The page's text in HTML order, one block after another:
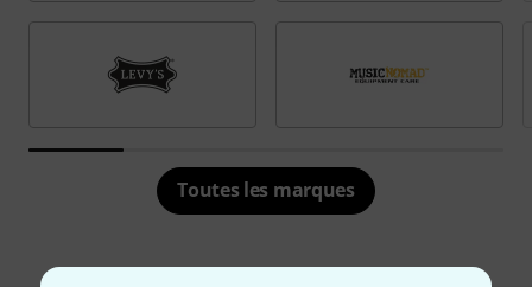
Toutes les marques